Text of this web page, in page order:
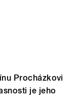
Procházkovi
je jeho